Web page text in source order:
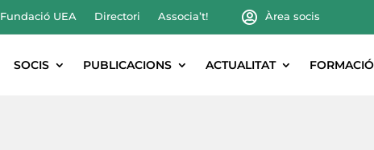
Fundació UEA Directori Associa’t! Àrea socis
SOCIS PUBLICACIONS ACTUALITAT FORMACIÓ